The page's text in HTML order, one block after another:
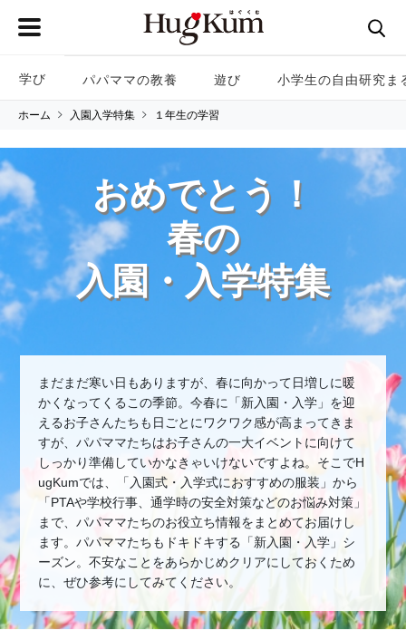
学び パパママの教養 遊び 小学生の自由研究ま
ホーム 入園入学特集 １年生の学習
おめでとう！
春の
入園・入学特集
まだまだ寒い日もありますが、春に向かって日増しに暖
かくなってくるこの季節。今春に「新入園・入学」を迎
えるお子さんたちも日ごとにワクワク感が高まってきま
すが、パパママたちはお子さんの一大イベントに向けて
しっかり準備していかなきゃいけないですよね。そこでH
ugKumでは、「入園式・入学式におすすめの服装」から
「PTAや学校行事、通学時の安全対策などのお悩み対策」
まで、パパママたちのお役立ち情報をまとめてお届けし
ます。パパママたちもドキドキする「新入園・入学」シ
ーズン。不安なことをあらかじめクリアにしておくため
に、ぜひ参考にしてみてください。